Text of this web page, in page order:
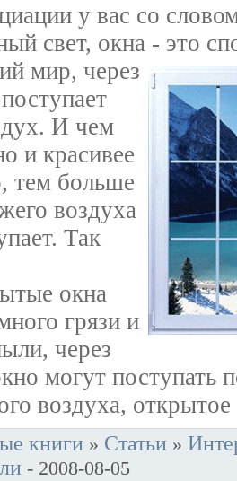
у вас со
свет, окна - это
мир, через
И чем
и красивее
тем больше
воздуха
Так
окна
грязи и
через
могут поступать
воздуха,
книги » Статьи »
- 2008-08-05